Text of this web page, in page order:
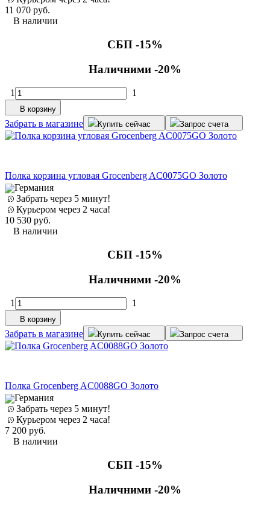
11 070 руб.
В наличии
СБП -15%
Наличними -20%
1 1
В корзину
Забрать в магазине Купить сейчас Запрос счета
Полка корзина угловая Grocenberg AC0075GO Золото
Германия
Забрать через 5 минут!
Курьером через 2 часа!
10 530 руб.
В наличии
СБП -15%
Наличними -20%
1 1
В корзину
Забрать в магазине Купить сейчас Запрос счета
Полка Grocenberg AC0088GO Золото
Германия
Забрать через 5 минут!
Курьером через 2 часа!
7 200 руб.
В наличии
СБП -15%
Наличними -20%